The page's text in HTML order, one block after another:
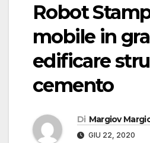
Robot
mobile in
edificare
cemento
Di Margiov
GIU 22, 2020